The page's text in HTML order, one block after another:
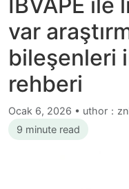
var
bileşenleri
rehberi
Ocak 6, 2026 • uthor：
9 minute read